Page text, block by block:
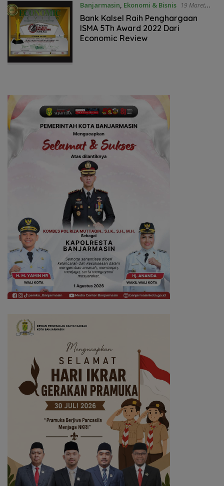
Banjarmasin, Ekonomi & Bisnis
19 Maret
2022
Bank Kalsel Raih Penghargaan
ISMA 5Th Award 2022 Dari
Economic Review